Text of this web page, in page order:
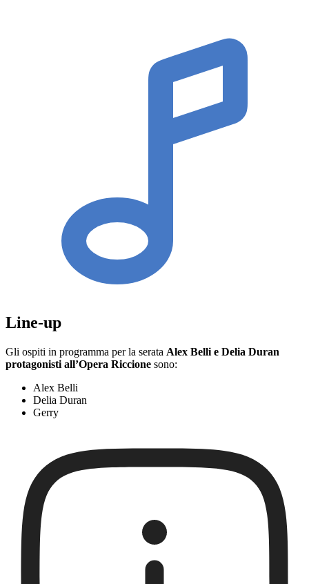
Line-up
Gli ospiti in programma per la serata Alex Belli e Delia Duran
protagonisti all’Opera Riccione sono:
Alex Belli
Delia Duran
Gerry